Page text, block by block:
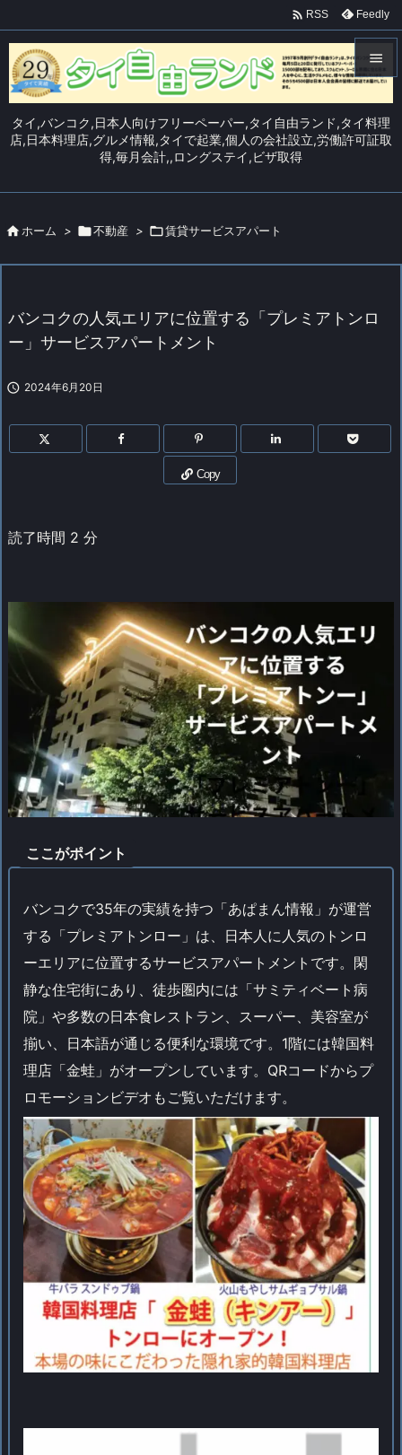
タイ,バンコク,日本人向けフリーペーパー,タイ自由ランド,タイ料理
店,日本料理店,グルメ情報,タイで起業,個人の会社設立,労働許可証取
得,毎月会計,,ロングステイ,ビザ取得

メニュ


 RSS Feedly
 ホーム > 不動産 > 賃貸サービスアパート
バンコクの人気エリアに位置する「プレミアトンロ
ー」サービスアパートメント
 2024年6月20日
Copy
読了時間 2 分
ここがポイント
バンコクで35年の実績を持つ「あぱまん情報」が運営
する「プレミアトンロー」は、日本人に人気のトンロ
ーエリアに位置するサービスアパートメントです。閑
静な住宅街にあり、徒歩圏内には「サミティベート病
院」や多数の日本食レストラン、スーパー、美容室が
揃い、日本語が通じる便利な環境です。1階には韓国料
理店「金蛙」がオープンしています。QRコードからプ
ロモーションビデオもご覧いただけます。